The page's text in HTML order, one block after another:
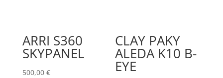
ARRI S360
SKYPANEL
500,00 €
CLAY PAKY
ALEDA K10 B-
EYE